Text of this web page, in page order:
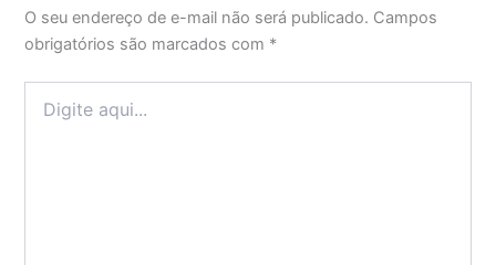
O seu endereço de e-mail não será publicado. Campos
obrigatórios são marcados com *
aqui...